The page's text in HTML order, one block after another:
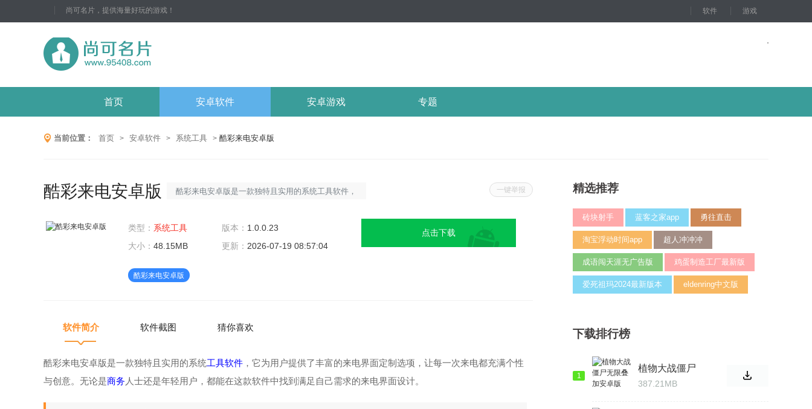
尚可名片，提供海量好玩的游戏！ 软件 游戏
首页 安卓软件 安卓游戏 专题
当前位置： 首页 > 安卓软件 > 系统工具 > 酷彩来电安卓版
一键举报
酷彩来电安卓版
酷彩来电安卓版是一款独特且实用的系统工具软件，
来电都充满个性与创意。无论是商务人士还是年轻用
户，都能在这款软件中找到满足自己需求的来电界面
景主题，包括自然风景、动漫卡
类型： 系统工具 版本： 1.0.0.23
大小： 48.15MB 更新： 2026-07-19 08:57:04
酷彩来电安卓版
点击下载
软件简介 软件截图 猜你喜欢
酷彩来电安卓版是一款独特且实用的系统工具软件 ，它为用户提供了丰富的来电界面定制选项，让每一次来电都充满个性
与创意。无论是商务 人士还是年轻用户，都能在这款软件中找到满足自己需求的来电界面设计。
精选推荐
砖块射手 蓝客之家app 勇往直击
淘宝浮动时间app 超人冲冲冲
成语闯天涯无广告版 鸡蛋制造工厂最新版
爱死祖玛2024最新版本 eldenring中文版
下载排行榜
1
植物大战僵尸
无限叠加安卓
版
387.21MB